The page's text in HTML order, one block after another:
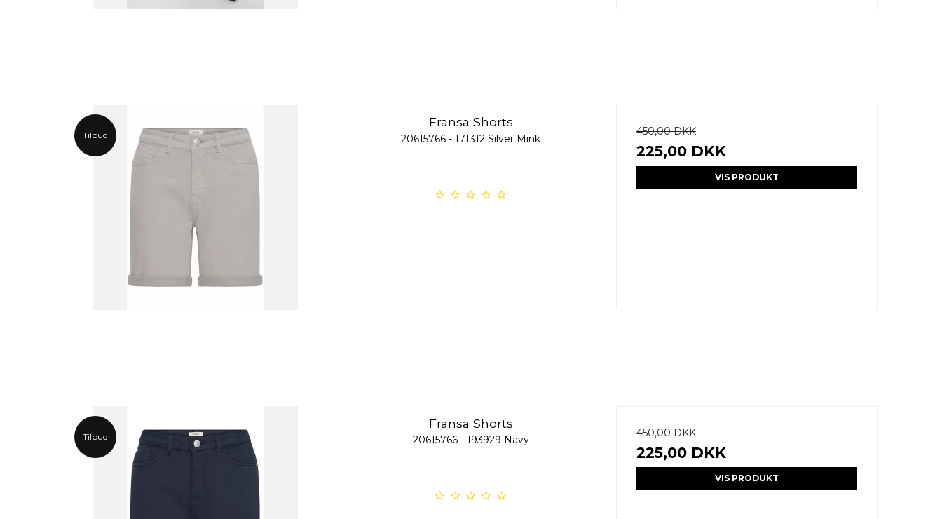
Tilbud
Fransa Shorts
20615766 - 171312 Silver Mink
450,00 DKK
225,00 DKK
VIS PRODUKT
Tilbud
Fransa Shorts
20615766 - 193929 Navy
450,00 DKK
225,00 DKK
VIS PRODUKT